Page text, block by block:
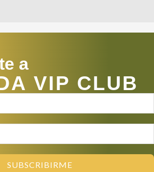
a
VIP CLUB
SUBSCRIBIRME